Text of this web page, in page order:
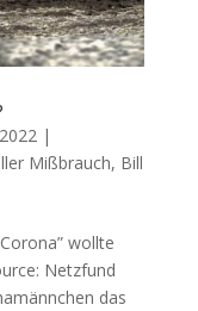
|
Mißbrauch, Bill
woll­te
Netz­fund
das